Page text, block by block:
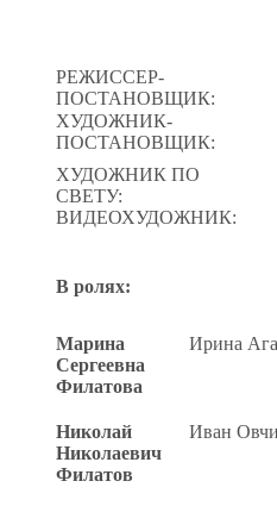
РЕЖИССЕР-
ПОСТАНОВЩИК:
ХУДОЖНИК-
ПОСТАНОВЩИК:
ХУДОЖНИК ПО
СВЕТУ:
ВИДЕОХУДОЖНИК:
В ролях:
Марина
Сергеевна
Филатова
Ирина
Николай
Николаевич
Филатов
Иван